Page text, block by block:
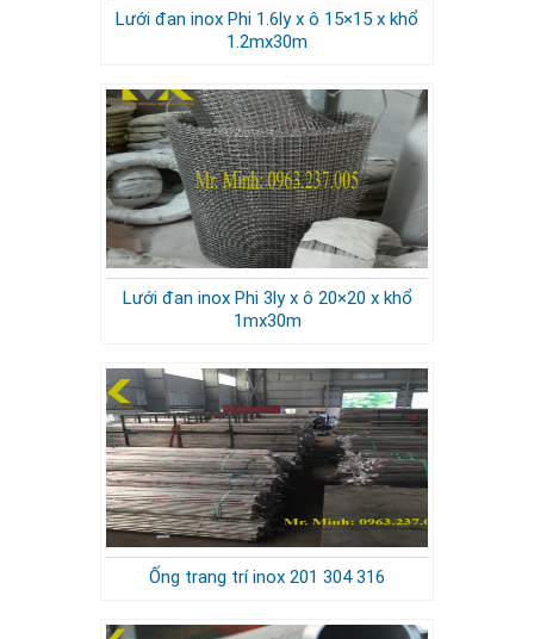
Lưới đan inox Phi 1.6ly x ô 15×15 x khổ
1.2mx30m
Lưới đan inox Phi 3ly x ô 20×20 x khổ
1mx30m
Ống trang trí inox 201 304 316